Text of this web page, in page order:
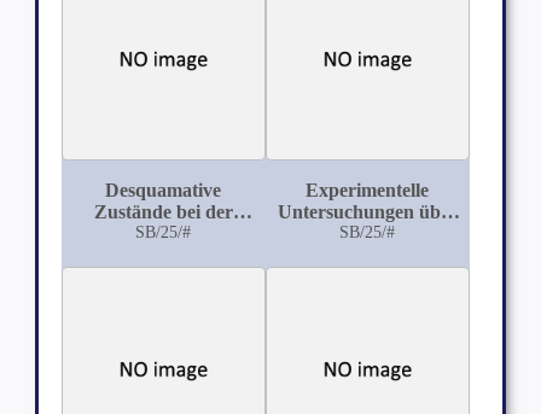
Desquamative
Zustände bei der
parenchymatösen
SB/25/#
Experimentelle
Untersuchungen über
die Einatmung von
SB/25/#